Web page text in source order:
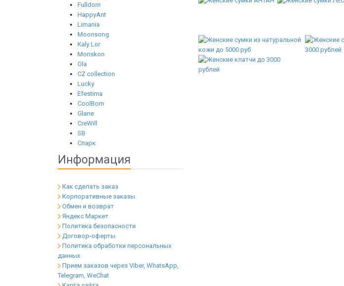
Fulldorn
HappyAnt
Limania
Moonsong
Kaly Lor
Moriskon
Ola
CZ collection
Lucky
Efestima
CoolBorn
Glane
CreWill
SB
Спарк
Информация
Как сделать заказ
Корпоративные заказы
Обмен и возврат
Яндекс Маркет
Политика безопасности
Договор-оферты
Политика обработки персональных
данных
Прием заказов через Viber, WhatsApp,
Telegram, WeChat